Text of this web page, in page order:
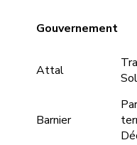
Gouvernement
Attal
Barnier